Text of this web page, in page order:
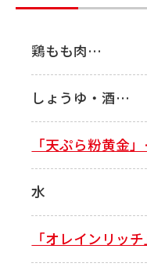
鶏もも肉…
しょうゆ・酒…
「天ぷら粉黄金
水
「オレインリッチ